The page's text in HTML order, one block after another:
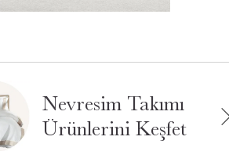
Nevresim Takımı
Ürünlerini Keşfet